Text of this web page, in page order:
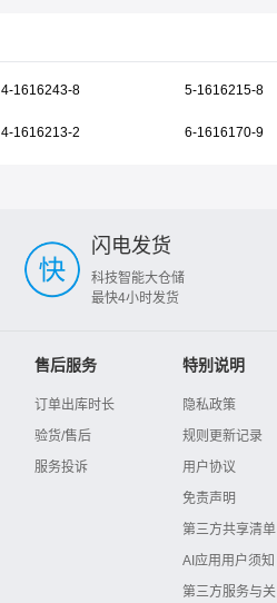
4-1616243-8 5-1616215-8
4-1616213-2 6-1616170-9
闪电发货
科技智能大仓储
最快4小时发货
售后服务
订单出库时长
验货/售后
服务投诉
特别说明
隐私政策
规则更新记录
用户协议
免责声明
第三方共享清单
AI应用用户须知
第三方服务与关